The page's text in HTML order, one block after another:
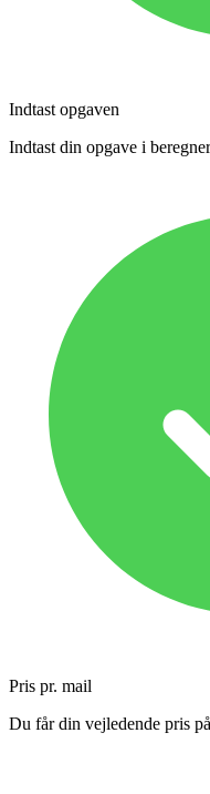
Indtast opgaven
Indtast din opgave i
Pris pr. mail
Du får din vejledende pris